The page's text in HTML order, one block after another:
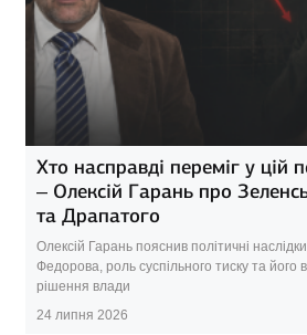
Хто насправді переміг у цій
– Олексій Гарань про
та Драпатого
Олексій Гарань пояснив політичні
Федорова, роль суспільного тиску та його
рішення влади
24 липня 2026